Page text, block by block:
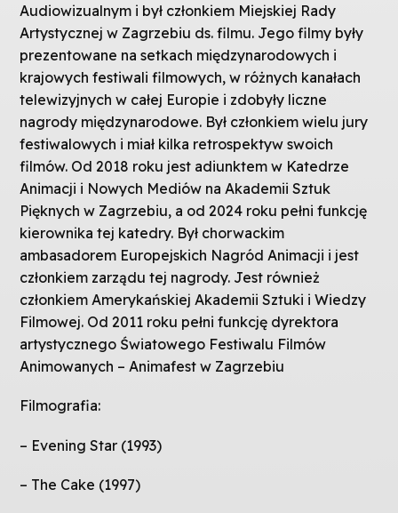
Audiowizualnym i był członkiem Miejskiej Rady
Artystycznej w Zagrzebiu ds. filmu. Jego filmy były
prezentowane na setkach międzynarodowych i
krajowych festiwali filmowych, w różnych kanałach
telewizyjnych w całej Europie i zdobyły liczne
nagrody międzynarodowe. Był członkiem wielu jury
festiwalowych i miał kilka retrospektyw swoich
filmów. Od 2018 roku jest adiunktem w Katedrze
Animacji i Nowych Mediów na Akademii Sztuk
Pięknych w Zagrzebiu, a od 2024 roku pełni funkcję
kierownika tej katedry. Był chorwackim
ambasadorem Europejskich Nagród Animacji i jest
członkiem zarządu tej nagrody. Jest również
członkiem Amerykańskiej Akademii Sztuki i Wiedzy
Filmowej. Od 2011 roku pełni funkcję dyrektora
artystycznego Światowego Festiwalu Filmów
Animowanych – Animafest w Zagrzebiu
Filmografia:
– Evening Star (1993)
– The Cake (1997)